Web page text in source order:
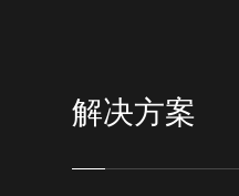
解决方案